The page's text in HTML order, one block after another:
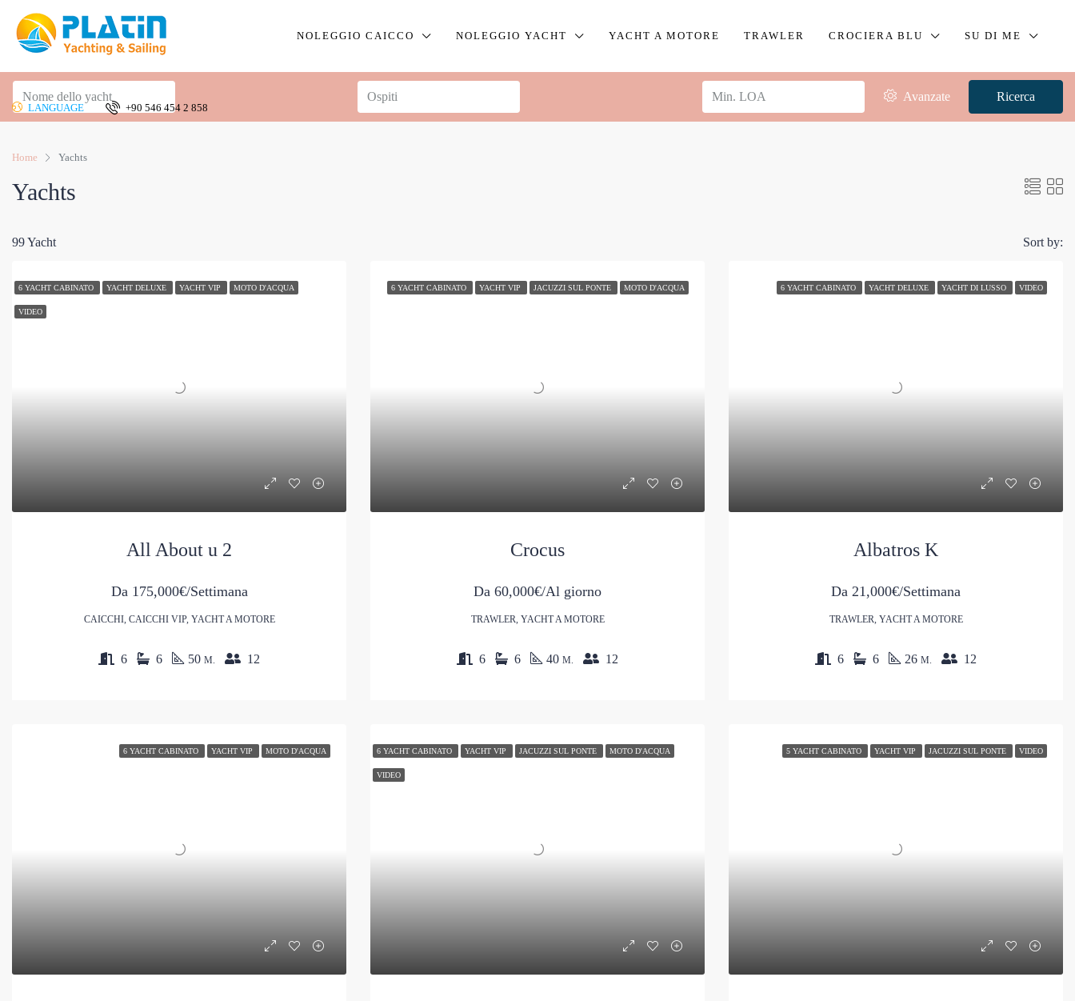
NOLEGGIO CAICCO NOLEGGIO YACHT YACHT A MOTORE TRAWLER CROCIERA BLU SU DI ME
LANGUAGE +90 546 454 2 858
Avanzate Ricerca
Home Yachts
Yachts
99 Yacht Sort by:
6 YACHT CABINATO YACHT DELUXE YACHT VIP MOTO D'ACQUA
VIDEO
All About u 2
Da 175,000€/Settimana
CAICCHI, CAICCHI VIP, YACHT A MOTORE
6 6 50 M. 12
6 YACHT CABINATO YACHT VIP JACUZZI SUL PONTE MOTO D'ACQUA
Crocus
Da 60,000€/Al giorno
TRAWLER, YACHT A MOTORE
6 6 40 M. 12
6 YACHT CABINATO YACHT DELUXE YACHT DI LUSSO VIDEO
Albatros K
Da 21,000€/Settimana
TRAWLER, YACHT A MOTORE
6 6 26 M. 12
6 YACHT CABINATO YACHT VIP MOTO D'ACQUA 6 YACHT CABINATO YACHT VIP JACUZZI SUL PONTE MOTO D'ACQUA
VIDEO
5 YACHT CABINATO YACHT VIP JACUZZI SUL PONTE VIDEO